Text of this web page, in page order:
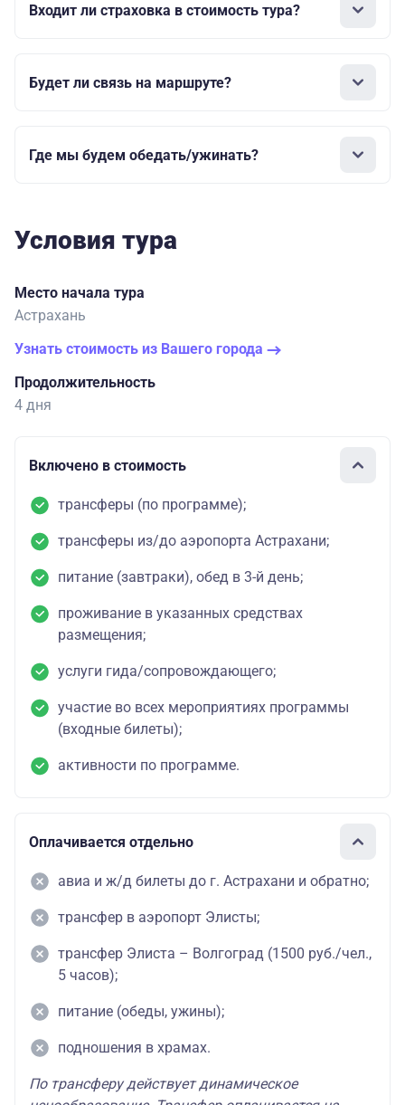
Входит ли страховка в стоимость тура?
Будет ли связь на маршруте?
Где мы будем обедать/ужинать?
Условия тура
Место начала тура
Астрахань
Узнать стоимость из Вашего города
Продолжительность
4 дня
Включено в стоимость
трансферы (по программе);
трансферы из/до аэропорта Астрахани;
питание (завтраки), обед в 3-й день;
проживание в указанных средствах
размещения;
услуги гида/сопровождающего;
участие во всех мероприятиях программы
(входные билеты);
активности по программе.
Оплачивается отдельно
авиа и ж/д билеты до г. Астрахани и обратно;
трансфер в аэропорт Элисты;
трансфер Элиста – Волгоград (1500 руб./чел.,
5 часов);
питание (обеды, ужины);
подношения в храмах.
По трансферу действует динамическое